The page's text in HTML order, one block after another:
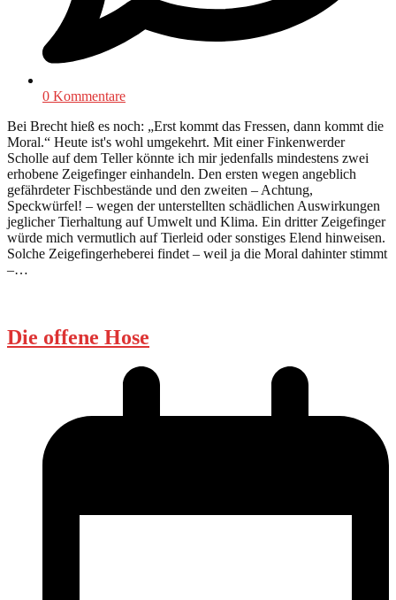
0 Kommentare
Bei Brecht hieß es noch: „Erst kommt das Fressen, dann kommt die
Moral.“ Heute ist's wohl umgekehrt. Mit einer Finkenwerder
Scholle auf dem Teller könnte ich mir jedenfalls mindestens zwei
erhobene Zeigefinger einhandeln. Den ersten wegen angeblich
gefährdeter Fischbestände und den zweiten – Achtung,
Speckwürfel! – wegen der unterstellten schädlichen Auswirkungen
jeglicher Tierhaltung auf Umwelt und Klima. Ein dritter Zeigefinger
würde mich vermutlich auf Tierleid oder sonstiges Elend hinweisen.
Solche Zeigefingerheberei findet – weil ja die Moral dahinter stimmt
–…
Die offene Hose